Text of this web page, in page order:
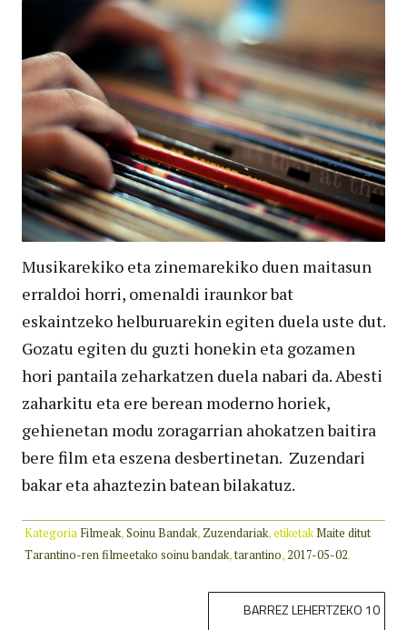
Musikarekiko eta zinemarekiko duen maitasun
erraldoi horri, omenaldi iraunkor bat
eskaintzeko helburuarekin egiten duela uste dut.
Gozatu egiten du guzti honekin eta gozamen
hori pantaila zeharkatzen duela nabari da. Abesti
zaharkitu eta ere berean moderno horiek,
gehienetan modu zoragarrian ahokatzen baitira
bere film eta eszena desbertinetan. Zuzendari
bakar eta ahaztezin batean bilakatuz.
Kategoria Filmeak,Soinu Bandak, Zuzendariak, etiketakMaite ditut
Tarantino-ren filmeetako soinu bandak,tarantino,2017-05-02.
BARREZ LEHERTZEKO 10